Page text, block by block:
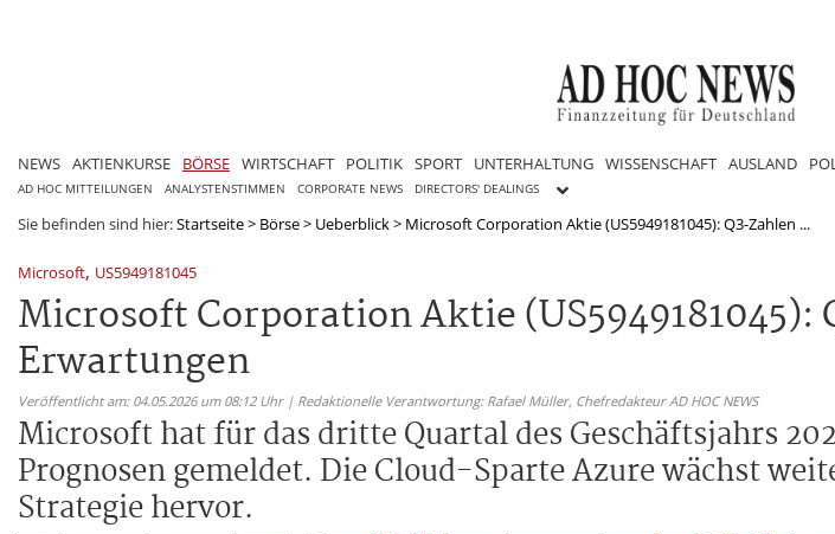
NEWS AKTIENKURSE BÖRSE WIRTSCHAFT POLITIK SPORT UNTERHALTUNG WISSENSCHAFT AUSLAND
AD HOC MITTEILUNGEN ANALYSTENSTIMMEN CORPORATE NEWS DIRECTORS' DEALINGS
Sie befinden sind hier:Startseite> Börse> Ueberblick> Microsoft Corporation Aktie (US5949181045): Q3-Zahlen ...
Microsoft, US5949181045
Microsoft Corporation Aktie
Erwartungen
Veröffentlicht am: 04.05.2026 um 08:12 Uhr | Redaktionelle Verantwortung: Rafael Müller, Chefredakteur AD HOC NEWS
Microsoft hat für das dritte Quartal des Geschäftsjahrs
Prognosen gemeldet. Die Cloud-Sparte Azure wächst
Strategie hervor.